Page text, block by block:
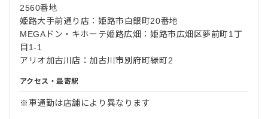
2560番地
姫路大手前通り店：姫路市白銀町20番地
MEGAドン・キホーテ姫路広畑：姫路市広畑区夢前町1丁
目1-1
アリオ加古川店：加古川市別府町緑町2
アクセス・最寄駅
※車通勤は店舗により異なります